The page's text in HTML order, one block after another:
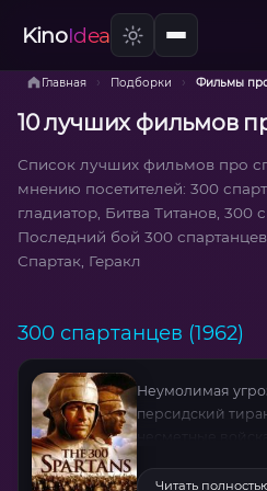
KinoIdea
Главная › Подборки › Фильмы
10 лучших фильмов
Список лучших фильмов про
мнению посетителей: 300
гладиатор, Битва Титанов, 300
Последний бой 300
Спартак, Геракл
300 спартанцев (1962)
Неумолимая
персидский
спартанский
Читать